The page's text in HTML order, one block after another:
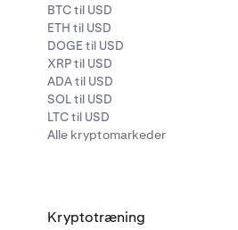
BTC til USD
ETH til USD
DOGE til USD
XRP til USD
ADA til USD
SOL til USD
LTC til USD
Alle kryptomarkeder
Kryptotræning